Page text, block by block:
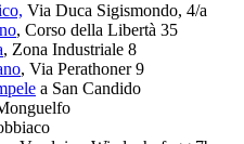
Via Duca Sigismondo, 4/a
, Corso della Libertà 35
, Zona Industriale 8
, Via Perathoner 9
a San Candido